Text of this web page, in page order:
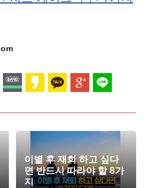
이별 후 재회 하고 싶다
면 반드시 따라야 할 8가
지